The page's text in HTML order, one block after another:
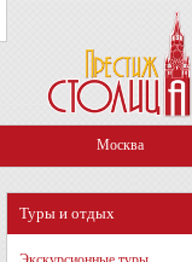
Москва
Туры и отдых